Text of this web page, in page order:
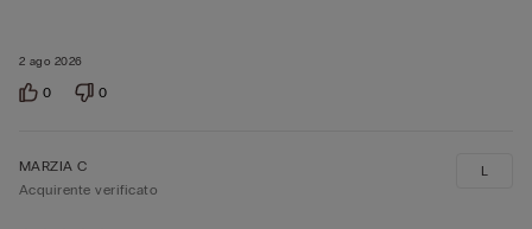
2 ago 2026
0 0
MARZIA C
Acquirente verificato
L